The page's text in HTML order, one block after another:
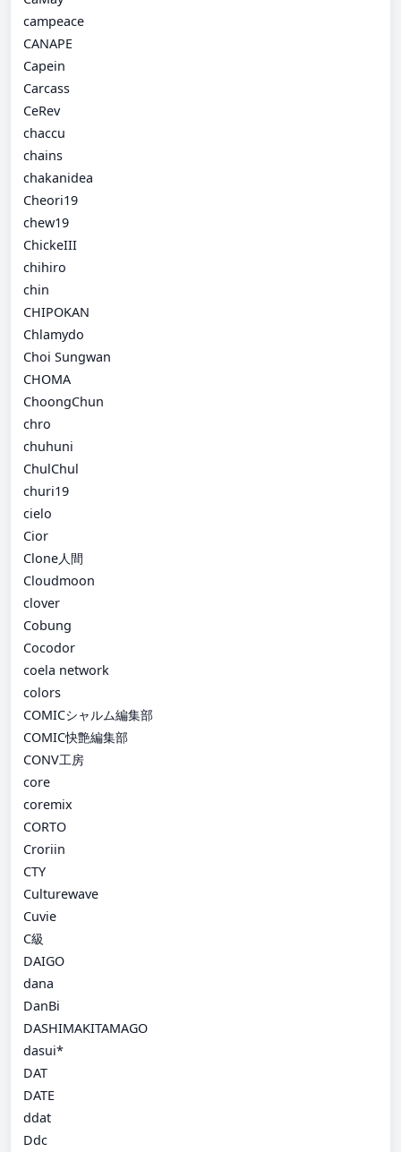
campeace
CANAPE
Capein
Carcass
CeRev
chaccu
chains
chakanidea
Cheori19
chew19
ChickeIII
chihiro
chin
CHIPOKAN
Chlamydo
Choi Sungwan
CHOMA
ChoongChun
chro
chuhuni
ChulChul
churi19
cielo
Cior
Clone人間
Cloudmoon
clover
Cobung
Cocodor
coela network
colors
COMICシャルム編集部
COMIC快艶編集部
CONV工房
core
coremix
CORTO
Croriin
CTY
Culturewave
Cuvie
C級
DAIGO
dana
DanBi
DASHIMAKITAMAGO
dasui*
DAT
DATE
ddat
Ddc